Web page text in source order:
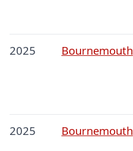
2025 Bournemouth
2025 Bournemouth